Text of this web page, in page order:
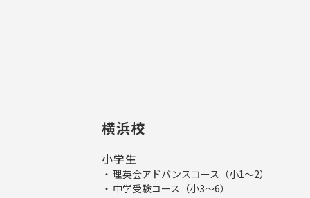
横浜校
小学生
理英会アドバンスコース（小1～2）
中学受験コース（小3～6）